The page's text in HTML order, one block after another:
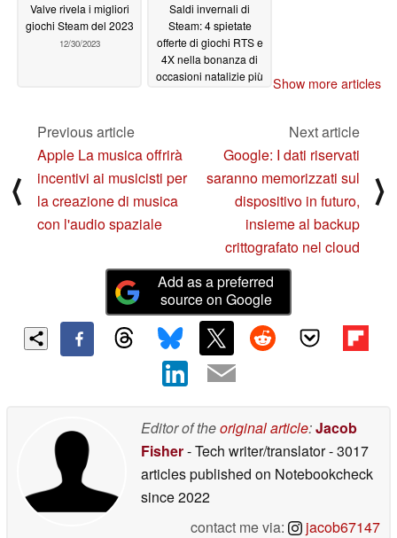
Valve rivela i migliori
giochi Steam del 2023
12/30/2023
Saldi invernali di
Steam: 4 spietate
offerte di giochi RTS e
4X nella bonanza di
occasioni natalizie più
Show more articles
⟨
Previous article
Apple La musica offrirà
incentivi ai musicisti per
la creazione di musica
con l'audio spaziale
Next article
Google: I dati riservati
saranno memorizzati sul
dispositivo in futuro,
insieme al backup
crittografato nel cloud
⟩
Add as a preferred
source on Google
Editor of theoriginal article:Jacob
Fisher- Tech writer/translator- 3017
articles published on Notebookcheck
since 2022
contact me via:
jacob67147